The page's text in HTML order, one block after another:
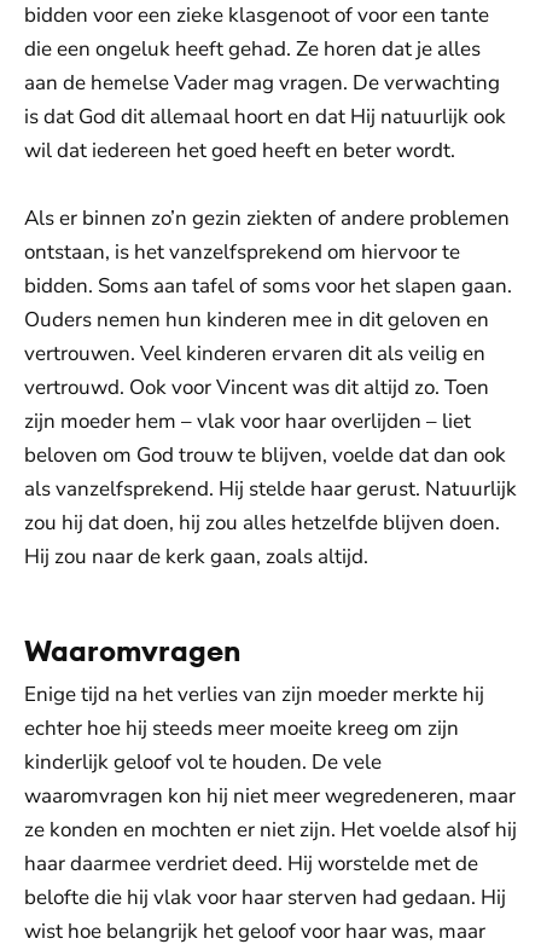
bidden voor een zieke klasgenoot of voor een tante
die een ongeluk heeft gehad. Ze horen dat je alles
aan de hemelse Vader mag vragen. De verwachting
is dat God dit allemaal hoort en dat Hij natuurlijk ook
wil dat iedereen het goed heeft en beter wordt.
Als er binnen zo’n gezin ziekten of andere problemen
ontstaan, is het vanzelfsprekend om hiervoor te
bidden. Soms aan tafel of soms voor het slapen gaan.
Ouders nemen hun kinderen mee in dit geloven en
vertrouwen. Veel kinderen ervaren dit als veilig en
vertrouwd. Ook voor Vincent was dit altijd zo. Toen
zijn moeder hem – vlak voor haar overlijden – liet
beloven om God trouw te blijven, voelde dat dan ook
als vanzelfsprekend. Hij stelde haar gerust. Natuurlijk
zou hij dat doen, hij zou alles hetzelfde blijven doen.
Hij zou naar de kerk gaan, zoals altijd.
Waaromvragen
Enige tijd na het verlies van zijn moeder merkte hij
echter hoe hij steeds meer moeite kreeg om zijn
kinderlijk geloof vol te houden. De vele
waaromvragen kon hij niet meer wegredeneren, maar
ze konden en mochten er niet zijn. Het voelde alsof hij
haar daarmee verdriet deed. Hij worstelde met de
belofte die hij vlak voor haar sterven had gedaan. Hij
wist hoe belangrijk het geloof voor haar was, maar